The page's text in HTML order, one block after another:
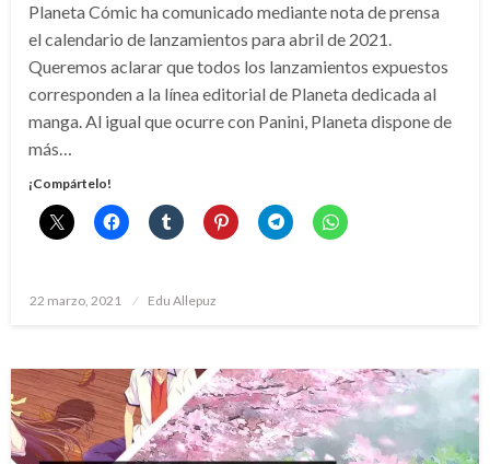
Planeta Cómic ha comunicado mediante nota de prensa
el calendario de lanzamientos para abril de 2021.
Queremos aclarar que todos los lanzamientos expuestos
corresponden a la línea editorial de Planeta dedicada al
manga. Al igual que ocurre con Panini, Planeta dispone de
más…
¡Compártelo!
Publicado
22 marzo, 2021 Edu Allepuz